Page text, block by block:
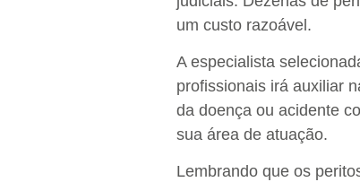
um custo razoável.
A especialista
profissionais irá auxiliar
da doença ou acidente
sua área de atuação.
Lembrando que os